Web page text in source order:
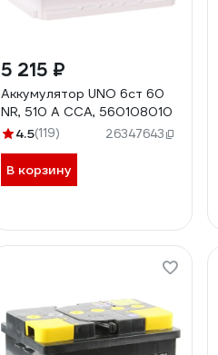
5 215 ₽
Аккумулятор UNO 6ст 60
NR, 510 А CCA, 560108010
4.5(119) 26347643
В корзину